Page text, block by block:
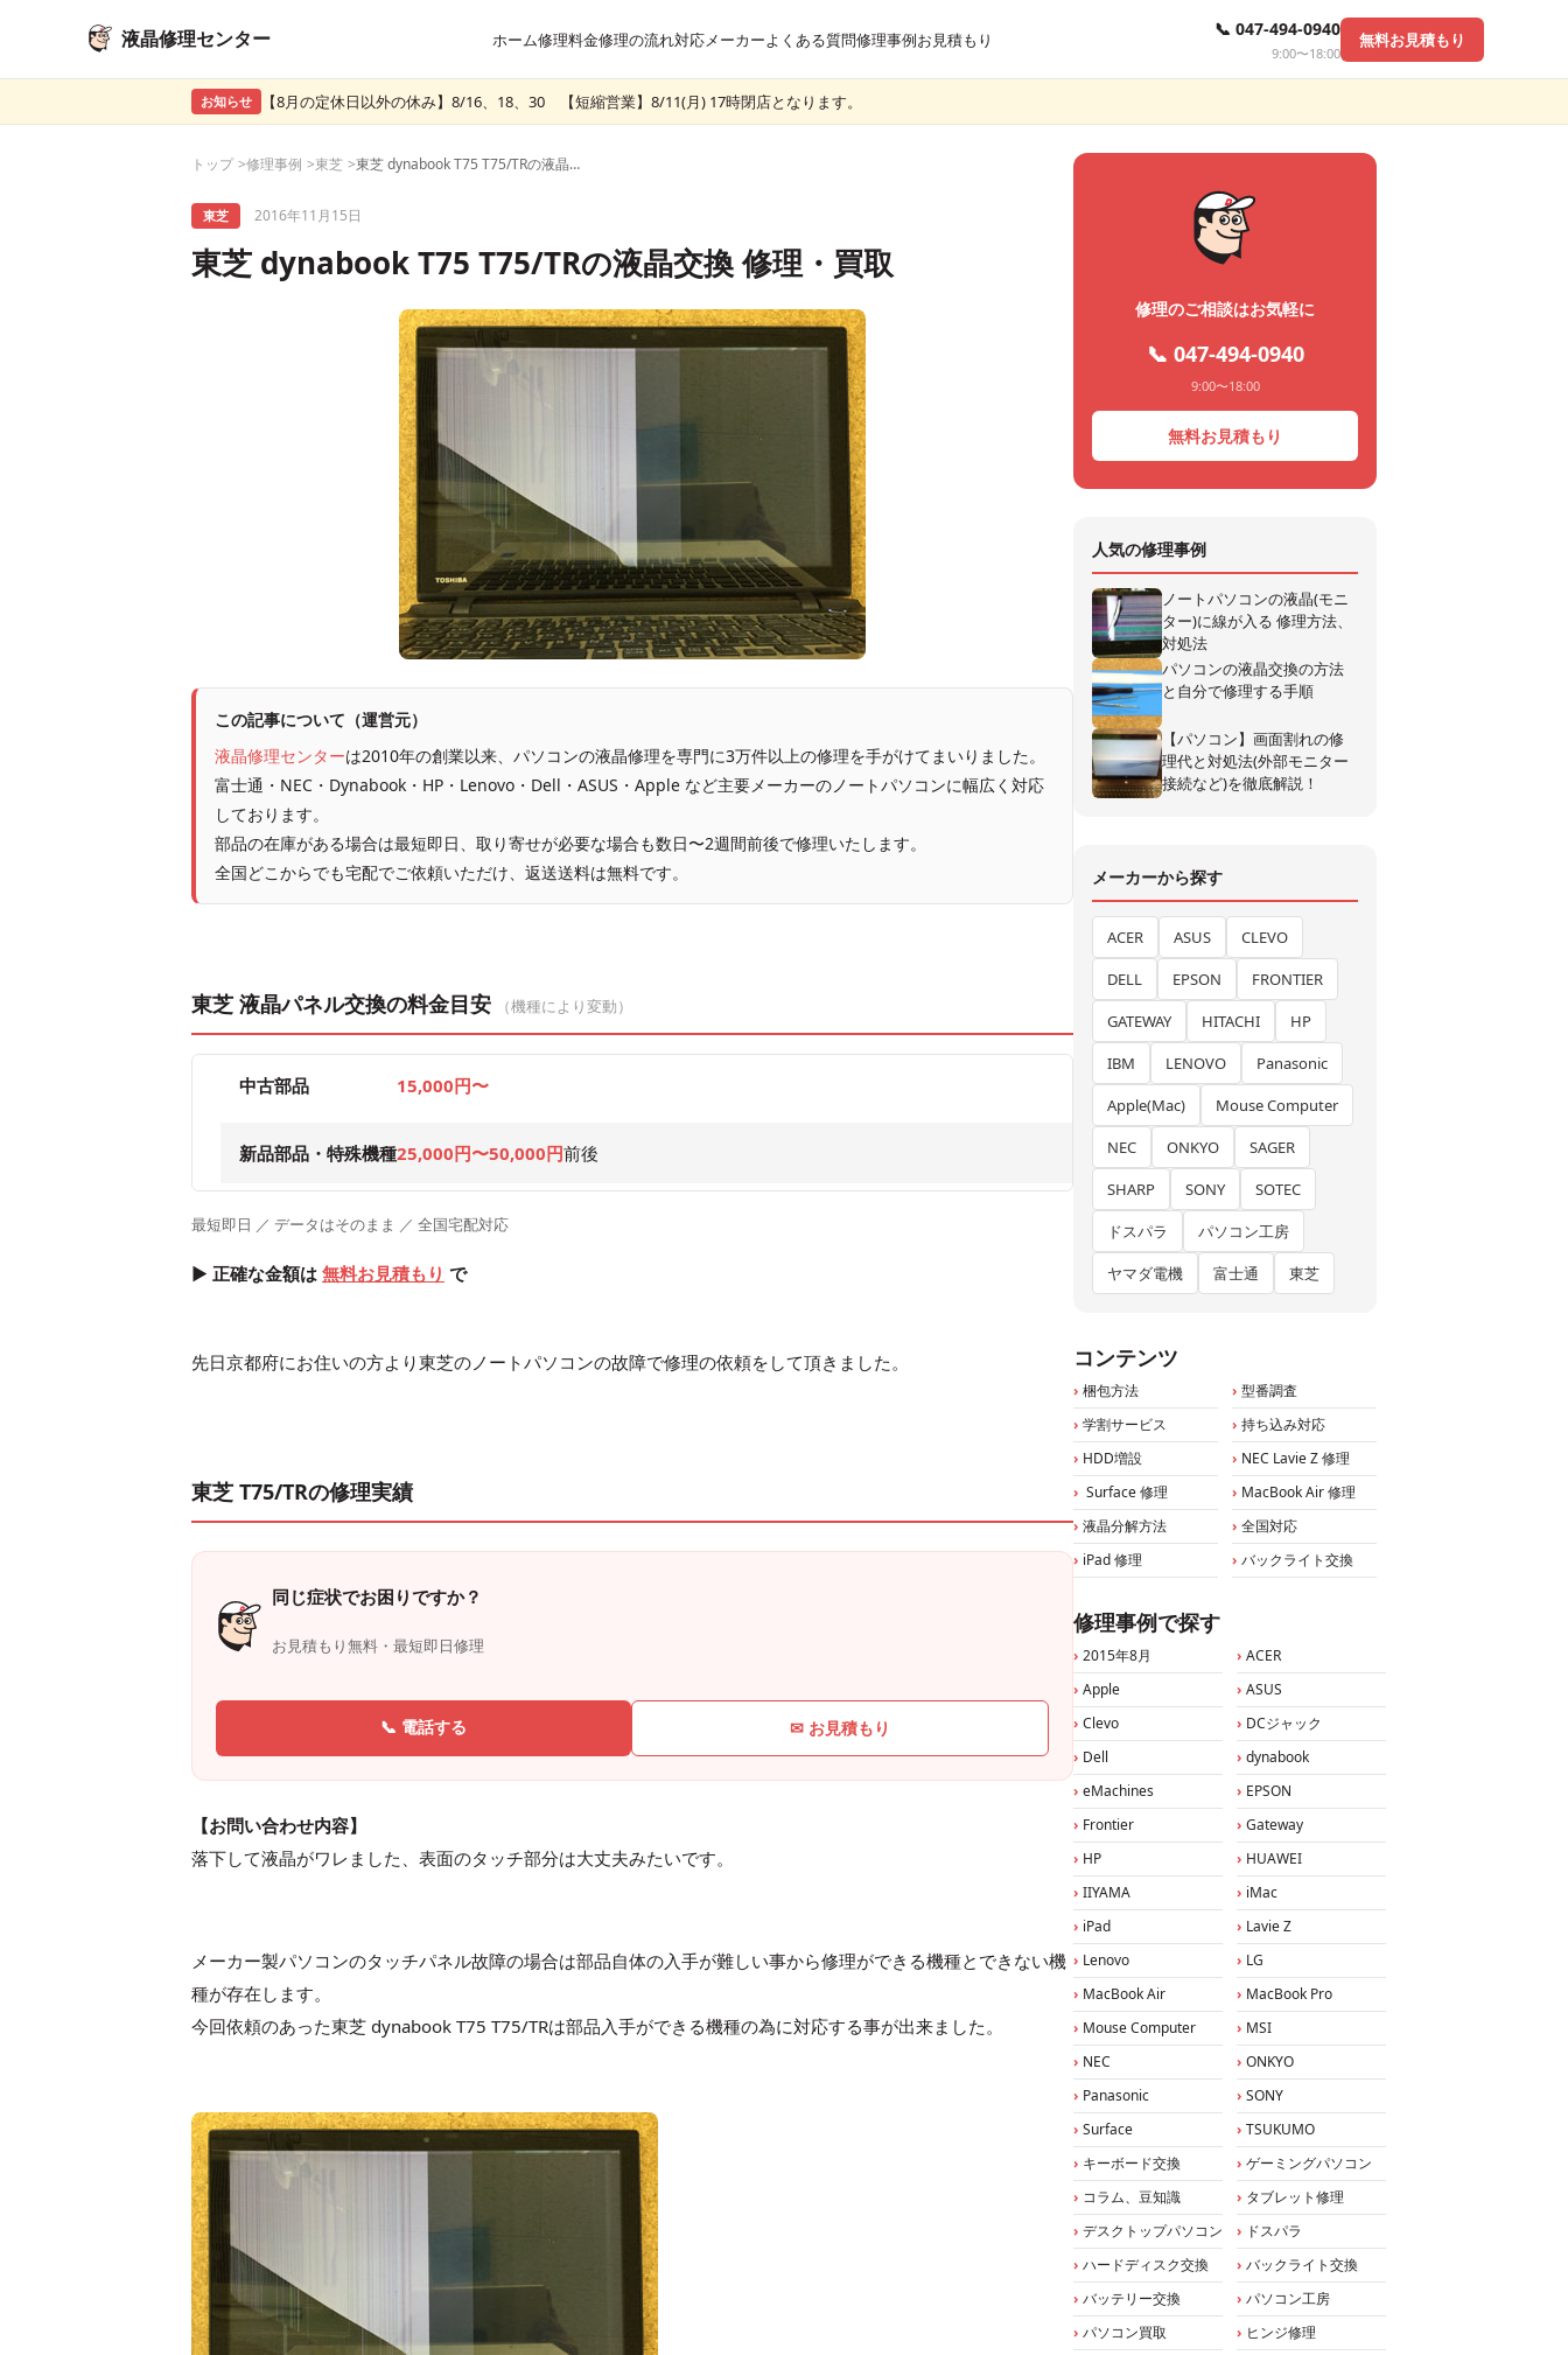
液晶修理センター ホーム修理料金修理の流れ対応メーカーよくある質問修理事例お見積もり 📞 047-494-0940
9:00〜18:00
無料お見積もり
お知らせ 【8月の定休日以外の休み】8/16、18、30 【短縮営業】8/11(月) 17時閉店となります。
トップ 修理事例 東芝 東芝 dynabook T75 T75/TRの液晶交換 修理・買取
東芝 2016年11月15日
東芝 dynabook T75 T75/TRの液晶交換 修理・買取
この記事について（運営元）
液晶修理センターは2010年の創業以来、パソコンの液晶修理を専門に3万件以上の修理を手がけてまいりました。
富士通・NEC・Dynabook・HP・Lenovo・Dell・ASUS・Apple など主要メーカーのノートパソコンに幅広く対応
しております。
部品の在庫がある場合は最短即日、取り寄せが必要な場合も数日〜2週間前後で修理いたします。
全国どこからでも宅配でご依頼いただけ、返送送料は無料です。
東芝 液晶パネル交換の料金目安 （機種により変動）
中古部品 15,000円〜
新品部品・特殊機種25,000円〜50,000円前後
最短即日 ／ データはそのまま ／ 全国宅配対応
▶ 正確な金額は 無料お見積もり で
先日京都府にお住いの方より東芝のノートパソコンの故障で修理の依頼をして頂きました。
東芝 T75/TRの修理実績
同じ症状でお困りですか？
お見積もり無料・最短即日修理
📞 電話する ✉ お見積もり
【お問い合わせ内容】
落下して液晶がワレました、表面のタッチ部分は大丈夫みたいです。
メーカー製パソコンのタッチパネル故障の場合は部品自体の入手が難しい事から修理ができる機種とできない機
種が存在します。
今回依頼のあった東芝 dynabook T75 T75/TRは部品入手ができる機種の為に対応する事が出来ました。
修理のご相談はお気軽に
📞 047-494-0940
9:00〜18:00
無料お見積もり
人気の修理事例
ノートパソコンの液晶(モニ
ター)に線が入る 修理方法、
対処法
パソコンの液晶交換の方法
と自分で修理する手順
【パソコン】画面割れの修
理代と対処法(外部モニター
接続など)を徹底解説！
メーカーから探す
ACER ASUS
CLEVO
DELL
EPSON
FRONTIER
GATEWAY
HITACHI
HP
IBM
LENOVO
Panasonic
Apple(Mac)
Mouse Computer
NEC
ONKYO
SAGER
SHARP
SONY
SOTEC
ドスパラ
パソコン工房
ヤマダ電機
富士通 東芝
コンテンツ
梱包方法
型番調査
学割サービス
持ち込み対応
HDD増設
NEC Lavie Z 修理
Surface 修理
MacBook Air 修理
液晶分解方法
全国対応
iPad 修理
バックライト交換
修理事例で探す
2015年8月
ACER
Apple
ASUS
Clevo
DCジャック
Dell
dynabook
eMachines
EPSON
Frontier
Gateway
HP
HUAWEI
IIYAMA
iMac
iPad
Lavie Z
Lenovo
LG
MacBook Air
MacBook Pro
Mouse Computer
MSI
NEC
ONKYO
Panasonic
SONY
Surface
TSUKUMO
キーボード交換
ゲーミングパソコン
コラム、豆知識
タブレット修理
デスクトップパソコン
ドスパラ
ハードディスク交換
バックライト交換
バッテリー交換
パソコン工房
パソコン買取
ヒンジ修理